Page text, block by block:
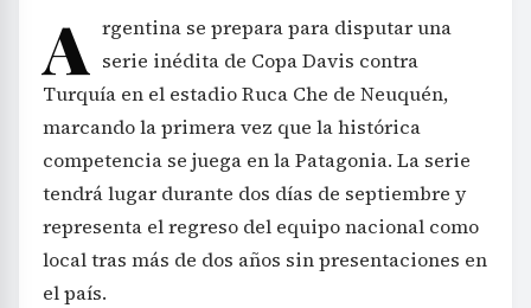
A rgentina se prepara para disputar una
serie inédita de Copa Davis contra
Turquía en el estadio Ruca Che de Neuquén,
marcando la primera vez que la histórica
competencia se juega en la Patagonia. La serie
tendrá lugar durante dos días de septiembre y
representa el regreso del equipo nacional como
local tras más de dos años sin presentaciones en
el país.